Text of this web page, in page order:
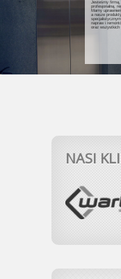
Jesteśmy firmą,
profesjonalną,
Mamy
a nasze
napraw i
oraz wszystkich
NASI